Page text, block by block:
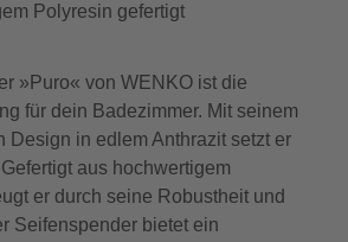
Polyresin gefertigt
»Puro« von WENKO ist die
für dein Badezimmer. Mit seinem
Design in edlem Anthrazit setzt er
aus hochwertigem
er durch seine Robustheit und
Seifenspender bietet ein